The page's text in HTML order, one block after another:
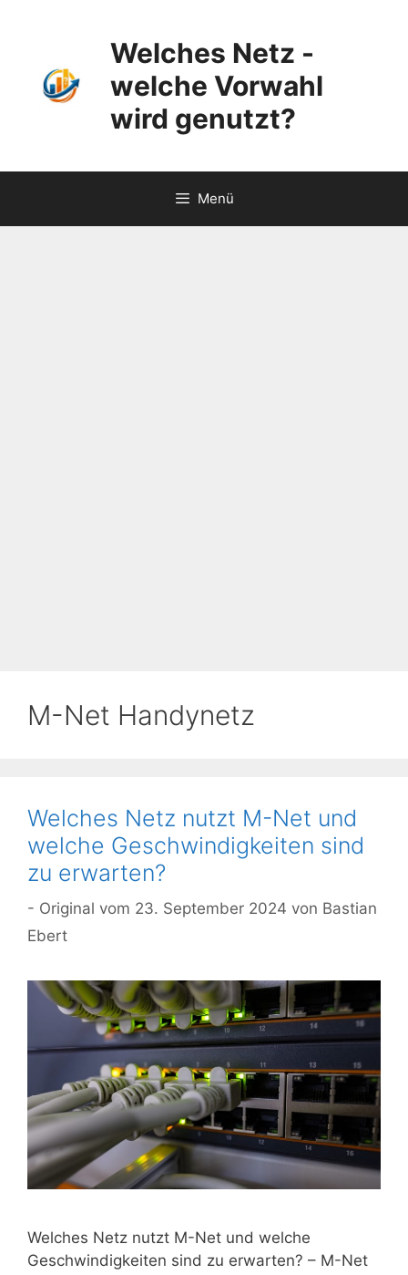
Welches Netz -
welche Vorwahl
wird genutzt?
Menü
M-Net Handynetz
Welches Netz nutzt M-Net und
welche Geschwindigkeiten sind
zu erwarten?
23. September 2024 von Bastian
Ebert
Welches Netz nutzt M-Net und welche
Geschwindigkeiten sind zu erwarten? – M-Net